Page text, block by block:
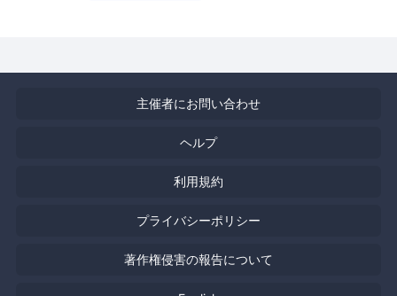
主催者にお問い合わせ
ヘルプ
利用規約
プライバシーポリシー
著作権侵害の報告について